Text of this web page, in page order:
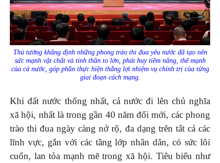
Thủ tướng khẳng định những phong trào thi đua yêu nước đã tạo nên
sức mạnh vật chất và tinh thần to lớn, phát huy tiềm năng, thế mạnh
của cả nước, góp phần thực hiện thắng lợi nhiệm vụ chính trị của từng
giai đoạn cách mạng.
Khi đất nước thống nhất, cả nước đi lên chủ nghĩa
xã hội, nhất là trong gần 40 năm đổi mới, các phong
trào thi đua ngày càng nở rộ, đa dạng trên tất cả các
lĩnh vực, gắn với các tầng lớp nhân dân, có sức lôi
cuốn, lan tỏa mạnh mẽ trong xã hội. Tiêu biểu như